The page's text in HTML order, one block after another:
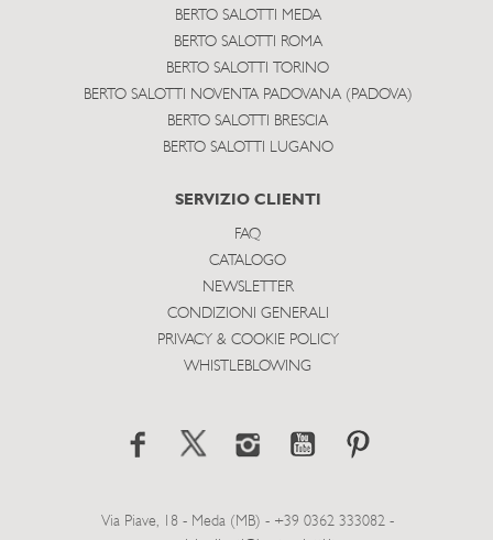
BERTO SALOTTI MEDA
BERTO SALOTTI ROMA
BERTO SALOTTI TORINO
BERTO SALOTTI NOVENTA PADOVANA (PADOVA)
BERTO SALOTTI BRESCIA
BERTO SALOTTI LUGANO
SERVIZIO CLIENTI
FAQ
CATALOGO
NEWSLETTER
CONDIZIONI GENERALI
PRIVACY & COOKIE POLICY
WHISTLEBLOWING
Via Piave, 18 - Meda (MB) - +39 0362 333082 -